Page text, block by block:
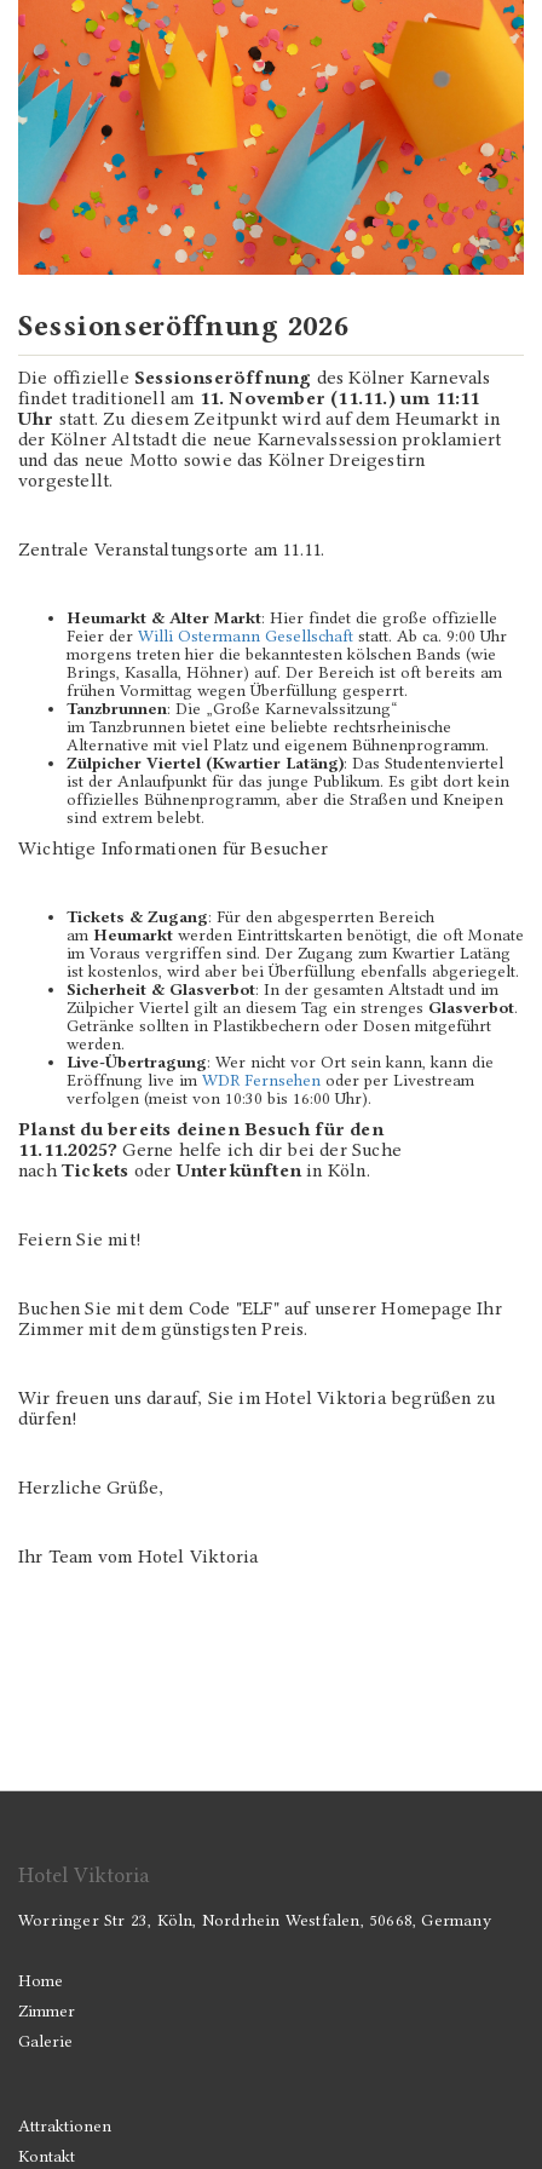
Sessionseröffnung 2026
Die offizielle Sessionseröffnung des Kölner Karnevals
findet traditionell am 11. November (11.11.) um 11:11
Uhr statt. Zu diesem Zeitpunkt wird auf dem Heumarkt in
der Kölner Altstadt die neue Karnevalssession proklamiert
und das neue Motto sowie das Kölner Dreigestirn
vorgestellt.
Zentrale Veranstaltungsorte am 11.11.
Heumarkt & Alter Markt: Hier findet die große offizielle
Feier der Willi Ostermann Gesellschaft statt. Ab ca. 9:00 Uhr
morgens treten hier die bekanntesten kölschen Bands (wie
Brings, Kasalla, Höhner) auf. Der Bereich ist oft bereits am
frühen Vormittag wegen Überfüllung gesperrt.
Tanzbrunnen: Die „Große Karnevalssitzung“
im Tanzbrunnen bietet eine beliebte rechtsrheinische
Alternative mit viel Platz und eigenem Bühnenprogramm.
Zülpicher Viertel (Kwartier Latäng): Das Studentenviertel
ist der Anlaufpunkt für das junge Publikum. Es gibt dort kein
offizielles Bühnenprogramm, aber die Straßen und Kneipen
sind extrem belebt.
Wichtige Informationen für Besucher
Tickets & Zugang: Für den abgesperrten Bereich
am Heumarkt werden Eintrittskarten benötigt, die oft Monate
im Voraus vergriffen sind. Der Zugang zum Kwartier Latäng
ist kostenlos, wird aber bei Überfüllung ebenfalls abgeriegelt.
Sicherheit & Glasverbot: In der gesamten Altstadt und im
Zülpicher Viertel gilt an diesem Tag ein strenges Glasverbot.
Getränke sollten in Plastikbechern oder Dosen mitgeführt
werden.
Live-Übertragung: Wer nicht vor Ort sein kann, kann die
Eröffnung live im WDR Fernsehen oder per Livestream
verfolgen (meist von 10:30 bis 16:00 Uhr).
Planst du bereits deinen Besuch für den
11.11.2025? Gerne helfe ich dir bei der Suche
nach Tickets oderUnterkünftenin Köln.
Feiern Sie mit!
Buchen Sie mit dem Code "ELF" auf unserer Homepage Ihr
Zimmer mit dem günstigsten Preis.
Wir freuen uns darauf, Sie im Hotel Viktoria begrüßen zu
dürfen!
Herzliche Grüße,
Ihr Team vom Hotel Viktoria
Hotel Viktoria
Worringer Str 23, Köln, Nordrhein Westfalen, 50668, Germany
Home
Zimmer
Galerie
Attraktionen
Kontakt